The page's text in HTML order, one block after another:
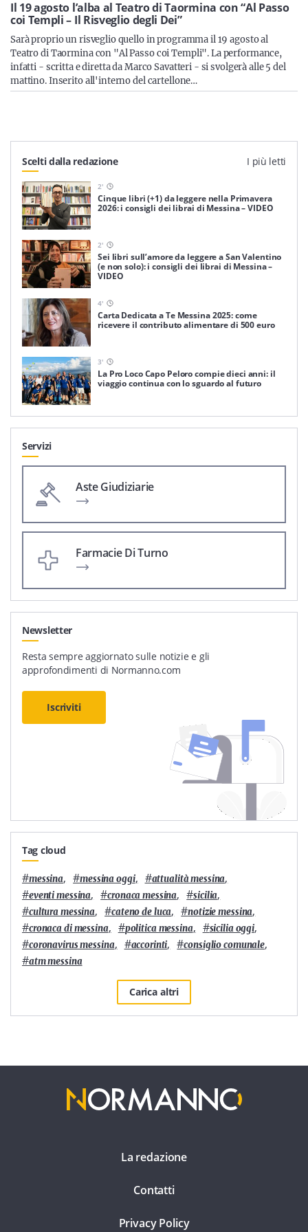
Servizi
nostra newsletter
Iscriviti
Il 19 agosto l’alba al Teatro di Taormina con “Al Passo
coi Templi – Il Risveglio degli Dei”
Sarà proprio un risveglio quello in programma il 19 agosto al
Teatro di Taormina con "Al Passo coi Templi". La performance,
infatti - scritta e diretta da Marco Savatteri - si svolgerà alle 5 del
mattino. Inserito all'interno del cartellone…
Scelti dalla redazione I più letti
2'
Cinque libri (+1) da leggere nella Primavera
2026: i consigli dei librai di Messina – VIDEO
2'
Sei libri sull’amore da leggere a San Valentino
(e non solo): i consigli dei librai di Messina –
VIDEO
4'
Carta Dedicata a Te Messina 2025: come
ricevere il contributo alimentare di 500 euro
3'
La Pro Loco Capo Peloro compie dieci anni: il
viaggio continua con lo sguardo al futuro
Servizi
Aste Giudiziarie
Farmacie Di Turno
Newsletter
Resta sempre aggiornato sulle notizie e gli
approfondimenti di Normanno.com
Iscriviti
Tag cloud
#messina, #messina oggi, #attualità messina,
#eventi messina, #cronaca messina, #sicilia,
#cultura messina, #cateno de luca, #notizie messina,
#cronaca di messina, #politica messina, #sicilia oggi,
#coronavirus messina, #accorinti, #consiglio comunale,
#atm messina
Carica altri
La redazione
Contatti
Privacy Policy